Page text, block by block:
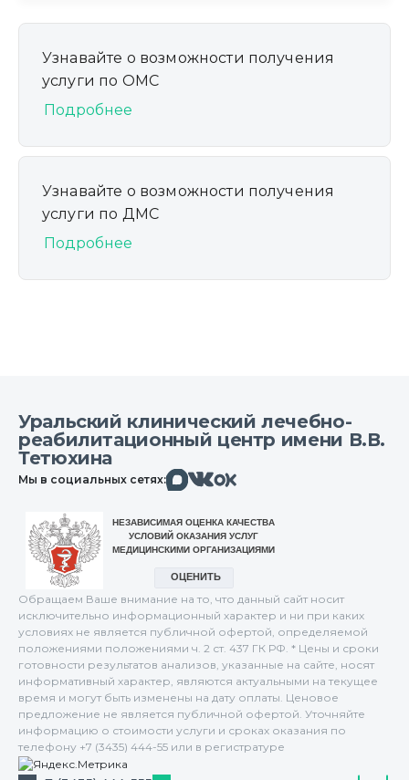
Узнавайте о возможности получения
услуги по ОМС
Подробнее
Узнавайте о возможности получения
услуги по ДМС
Подробнее
Уральский клинический лечебно-
реабилитационный центр имени В.В.
Тетюхина
Мы в социальных сетях:МаксВконтактеОдноклассники
Обращаем Ваше внимание на то, что данный сайт носит
исключительно информационный характер и ни при каких
условиях не является публичной офертой, определяемой
положениями положениями ч. 2 ст. 437 ГК РФ. * Цены и сроки
готовности результатов анализов, указанные на сайте, носят
информативный характер, являются актуальными на текущее
время и могут быть изменены на дату оплаты. Ценовое
предложение не является публичной офертой. Уточняйте
информацию о стоимости услуги и сроках оказания по
телефону +7 (3435) 444-55 или в регистратуре